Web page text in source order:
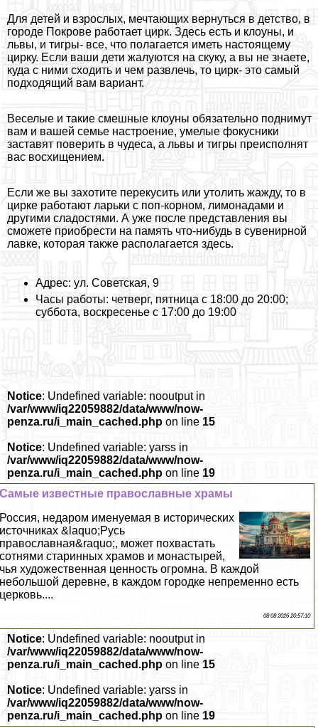
Для детей и взрослых, мечтающих вернуться в детство, в
городе Покрове работает цирк. Здесь есть и клоуны, и
львы, и тигры- все, что полагается иметь настоящему
цирку. Если ваши дети жалуются на скуку, а вы не знаете,
куда с ними сходить и чем развлечь, то цирк- это самый
подходящий вам вариант.
Веселые и такие смешные клоуны обязательно поднимут
вам и вашей семье настроение, умелые фокусники
заставят поверить в чудеса, а львы и тигры преисполнят
вас восхищением.
Если же вы захотите перекусить или утолить жажду, то в
цирке работают ларьки с поп-корном, лимонадами и
другими сладостями. А уже после представления вы
сможете приобрести на память что-нибудь в сувенирной
лавке, которая также располагается здесь.
Адрес: ул. Советская, 9
Часы работы: четверг, пятница с 18:00 до 20:00;
суббота, воскресенье с 17:00 до 19:00
Notice: Undefined variable: nooutput in
/var/www/iq22059882/data/www/now-
penza.ru/i_main_cached.php on line 15
Notice: Undefined variable: yarss in
/var/www/iq22059882/data/www/now-
penza.ru/i_main_cached.php on line 19
Самые известные православные храмы
Россия, недаром именуемая в исторических
источниках &laquo;Русь
православная&raquo;, может похвастать
сотнями старинных храмов и монастырей,
чья художественная ценность огромна. В каждой
небольшой деревне, в каждом городке непременно есть
церковь....
08 08 2026 20:57:10
Notice: Undefined variable: nooutput in
/var/www/iq22059882/data/www/now-
penza.ru/i_main_cached.php on line 15
Notice: Undefined variable: yarss in
/var/www/iq22059882/data/www/now-
penza.ru/i_main_cached.php on line 19